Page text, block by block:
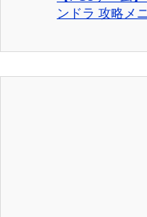
ンドラ 攻略メ